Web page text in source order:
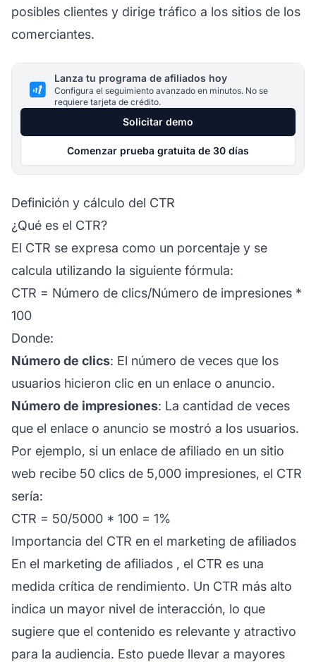
posibles clientes y dirige tráfico a los sitios de los
comerciantes.
Lanza tu programa de afiliados hoy
Configura el seguimiento avanzado en minutos. No se
requiere tarjeta de crédito.
Solicitar demo
Comenzar prueba gratuita de 30 días
Definición y cálculo del CTR
¿Qué es el CTR?
El CTR se expresa como un porcentaje y se
calcula utilizando la siguiente fórmula:
CTR = Número de clics/Número de impresiones *
100
Donde:
Número de clics: El número de veces que los
usuarios hicieron clic en un enlace o anuncio.
Número de impresiones: La cantidad de veces
que el enlace o anuncio se mostró a los usuarios.
Por ejemplo, si un enlace de afiliado en un sitio
web recibe 50 clics de 5,000 impresiones, el CTR
sería:
CTR = 50/5000 * 100 = 1%
Importancia del CTR en el marketing de afiliados
En el marketing de afiliados , el CTR es una
medida crítica de rendimiento. Un CTR más alto
indica un mayor nivel de interacción, lo que
sugiere que el contenido es relevante y atractivo
para la audiencia. Esto puede llevar a mayores